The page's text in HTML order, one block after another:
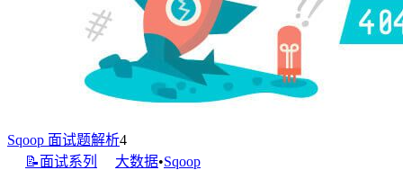
Sqoop 面试题解析4
📝面试系列
大数据•Sqoop